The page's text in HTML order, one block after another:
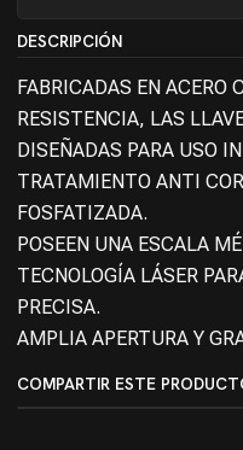
DESCRIPCIÓN
FABRICADAS EN ACERO
RESISTENCIA, LAS
DISEÑADAS PARA USO
TRATAMIENTO ANTI
FOSFATIZADA.
POSEEN UNA ESCALA
TECNOLOGÍA LÁSER
PRECISA.
AMPLIA APERTURA Y
COMPARTIR ESTE